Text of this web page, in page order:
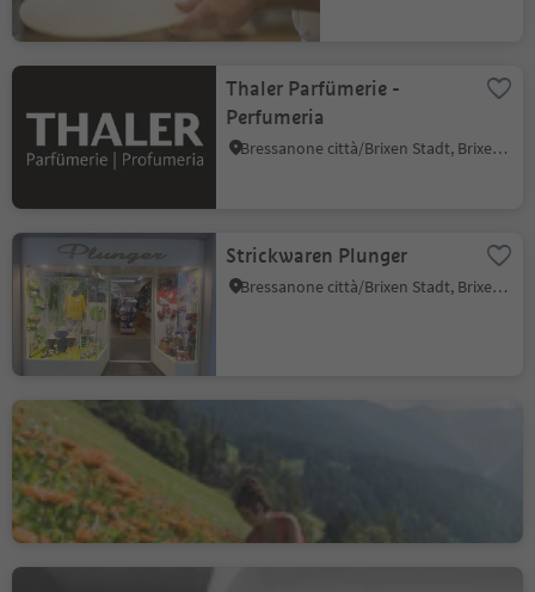
Thaler Parfümerie -
Perfumeria
Bressanone città/Brixen Stadt, Brixen/Bressanone, Brixen/Bressanone and environs
Strickwaren Plunger
Bressanone città/Brixen Stadt, Brixen/Bressanone, Brixen/Bressanone and environs
herbs